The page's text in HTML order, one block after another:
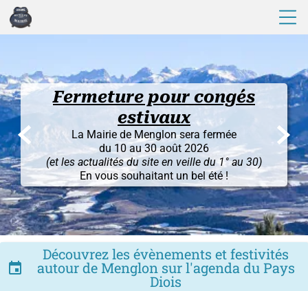
Fermeture pour congés
estivaux
La Mairie de Menglon sera fermée
du 10 au 30 août 2026
(et les actualités du site en veille du 1° au 30)
En vous souhaitant un bel été !
 
insert_invitation
Découvrez les évènements et festivités
autour de Menglon sur l'agenda du Pays
Diois